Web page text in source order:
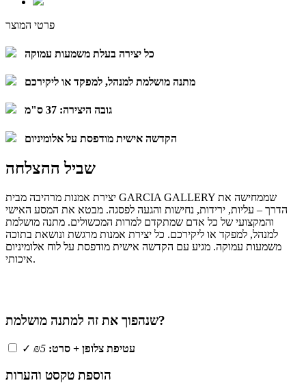
פרטי המוצר
כל יצירה בעלת משמעות עמוקה
מתנה מושלמת למנהל, למפקד או ליקירכם
גובה היצירה: 37 ס"מ
הקדשה אישית מודפסת על אלומיניום
שביל ההצלחה
יצירת אמנות מרהיבה מבית GARCIA GALLERY שממחישה את
הדרך – עליות, ירידות, נחישות והגעה לפסגה. מבטא את המסע האישי
והמקצועי של כל אדם שמתקדם למרות המכשולים. מתנה מושלמת
למנהל, למפקד או ליקירכם. כל יצירת אמנות מרגשת ונושאת בתוכה
משמעות עמוקה. מגיע עם הקדשה אישית מודפסת על לוח אלומיניום
איכותי.
שנהפוך את זה למתנה מושלמת?
✓ עטיפת צלופן + סרט: ₪5
הוספת טקסט והערות